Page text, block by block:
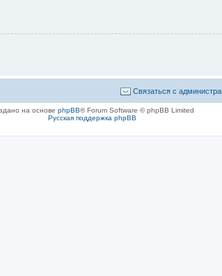
Связаться с
на основе phpBB® Forum Software © phpBB Limited
Русская поддержка phpBB